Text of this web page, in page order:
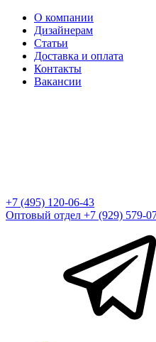
О компании
Дизайнерам
Статьи
Доставка и оплата
Контакты
Вакансии
+7 (495) 120-06-43
Оптовый отдел +7 (929) 579-